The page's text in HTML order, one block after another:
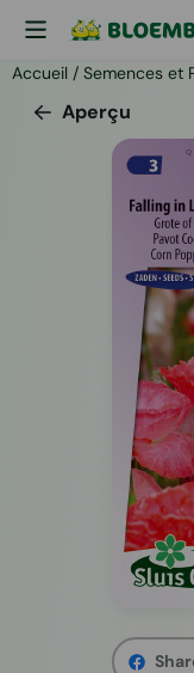
Les préférences de
Accueil / Semences et
Aperçu